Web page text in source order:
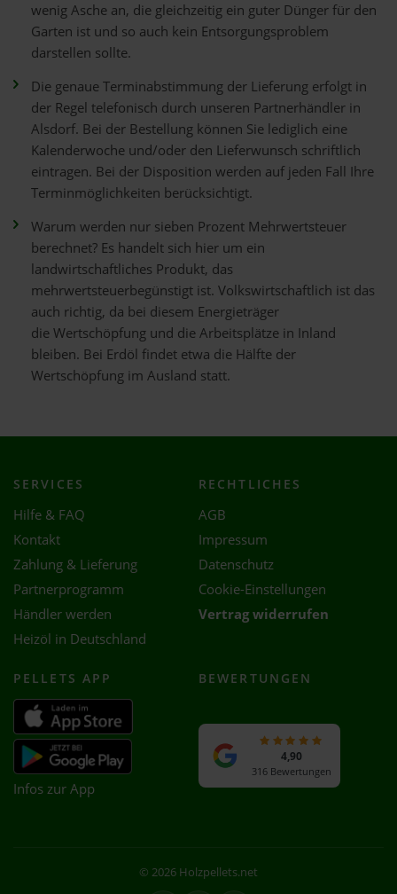
wenig Asche an, die gleichzeitig ein guter Dünger für den
Garten ist und so auch kein Entsorgungsproblem
darstellen sollte.
Die genaue Terminabstimmung der Lieferung erfolgt in
der Regel telefonisch durch unseren Partnerhändler in
Alsdorf. Bei der Bestellung können Sie lediglich eine
Kalenderwoche und/oder den Lieferwunsch schriftlich
eintragen. Bei der Disposition werden auf jeden Fall Ihre
Terminmöglichkeiten berücksichtigt.
Warum werden nur sieben Prozent Mehrwertsteuer
berechnet? Es handelt sich hier um ein
landwirtschaftliches Produkt, das
mehrwertsteuerbegünstigt ist. Volkswirtschaftlich ist das
auch richtig, da bei diesem Energieträger
die Wertschöpfung und die Arbeitsplätze in Inland
bleiben. Bei Erdöl findet etwa die Hälfte der
Wertschöpfung im Ausland statt.
SERVICES
Hilfe & FAQ
Kontakt
Zahlung & Lieferung
Partnerprogramm
Händler werden
Heizöl in Deutschland
RECHTLICHES
AGB
Impressum
Datenschutz
Cookie-Einstellungen
Vertrag widerrufen
PELLETS APP
Infos zur App
BEWERTUNGEN
4,90
316 Bewertungen
© 2026 Holzpellets.net